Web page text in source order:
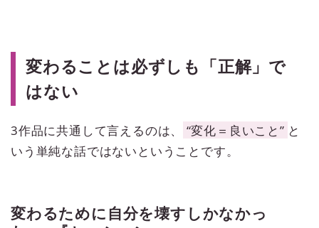
変わることは必ずしも「正解」で
はない
3作品に共通して言えるのは、 “変化＝良いこと” と
いう単純な話ではないということです。
変わるために自分を壊すしかなかっ